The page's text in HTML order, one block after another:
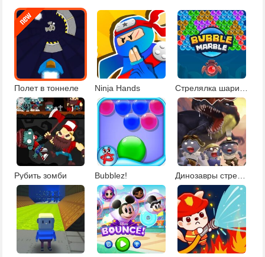
Полет в тоннеле Ninja Hands
Рубить зомби Bubblez! Динозавры стрелялки 2